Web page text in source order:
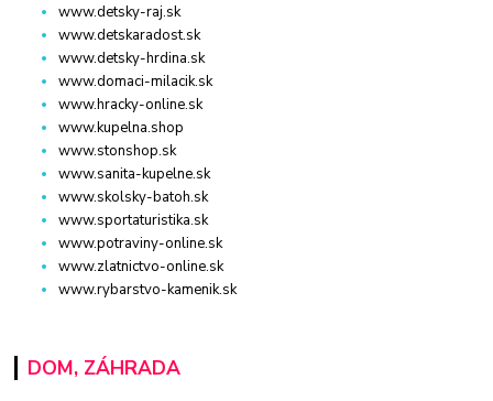
www.detsky-raj.sk
www.detskaradost.sk
www.detsky-hrdina.sk
www.domaci-milacik.sk
www.hracky-online.sk
www.kupelna.shop
www.stonshop.sk
www.sanita-kupelne.sk
www.skolsky-batoh.sk
www.sportaturistika.sk
www.potraviny-online.sk
www.zlatnictvo-online.sk
www.rybarstvo-kamenik.sk
DOM, ZÁHRADA